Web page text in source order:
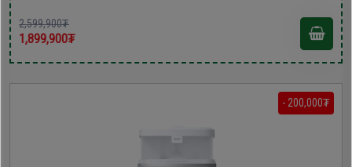
2,599,900₮
1,899,900₮
- 200,000₮